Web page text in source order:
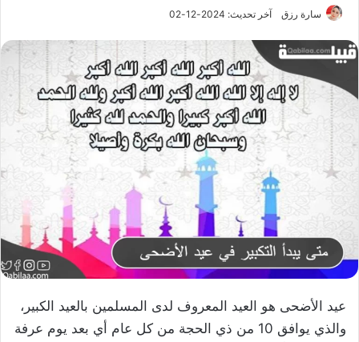
سارة رزق آخر تحديث: 2024-12-02
عيد الأضحى هو العيد المعروف لدى المسلمين بالعيد الكبير،
والذي يوافق 10 من ذي الحجة من كل عام أي بعد يوم عرفة